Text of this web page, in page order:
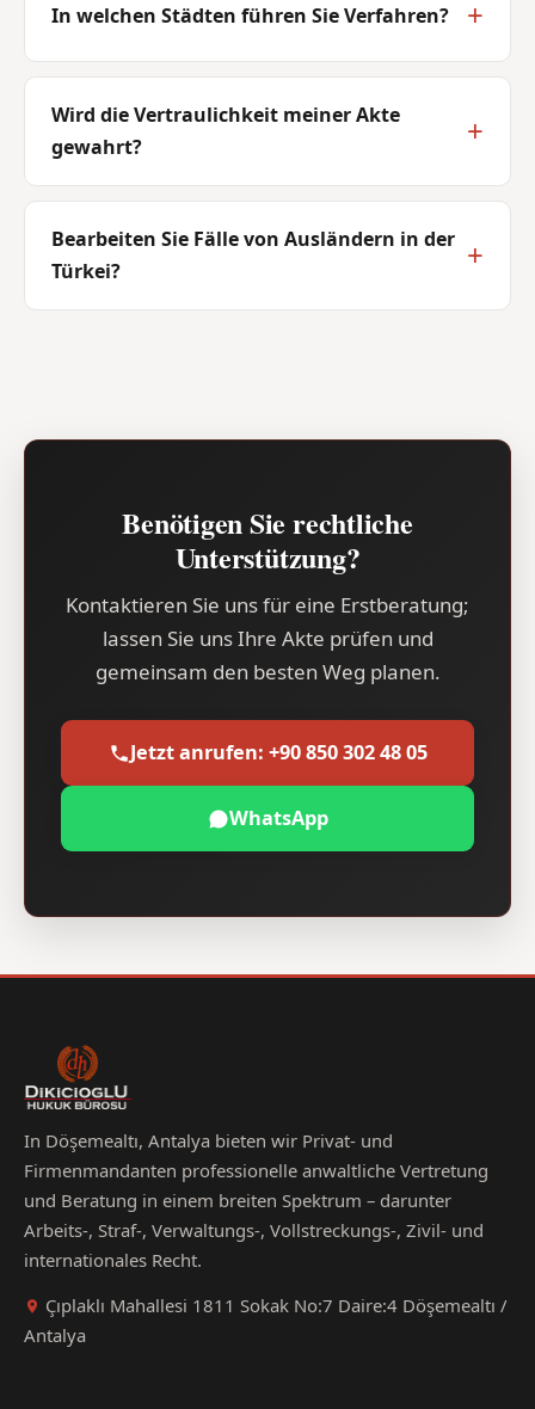
In welchen Städten führen Sie Verfahren?
Wird die Vertraulichkeit meiner Akte
gewahrt?
Bearbeiten Sie Fälle von Ausländern in der
Türkei?
Benötigen Sie rechtliche
Unterstützung?
Kontaktieren Sie uns für eine Erstberatung;
lassen Sie uns Ihre Akte prüfen und
gemeinsam den besten Weg planen.
Jetzt anrufen: +90 850 302 48 05
WhatsApp
In Döşemealtı, Antalya bieten wir Privat- und
Firmenmandanten professionelle anwaltliche Vertretung
und Beratung in einem breiten Spektrum – darunter
Arbeits-, Straf-, Verwaltungs-, Vollstreckungs-, Zivil- und
internationales Recht.
Çıplaklı Mahallesi 1811 Sokak No:7 Daire:4 Döşemealtı /
Antalya